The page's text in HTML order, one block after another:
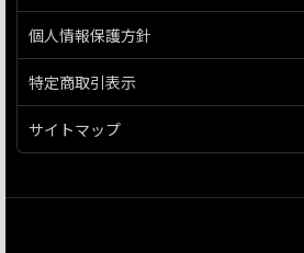
個人情報保護方針
特定商取引表示
サイトマップ